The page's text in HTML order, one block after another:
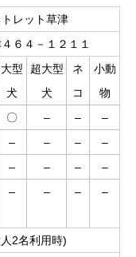
レット草津
６４－１２１１
大型
犬
超大型
犬
ネ
コ
小動
物
〇 – –
–
– – –
–
– – –
–
– – – –
2名利用時)